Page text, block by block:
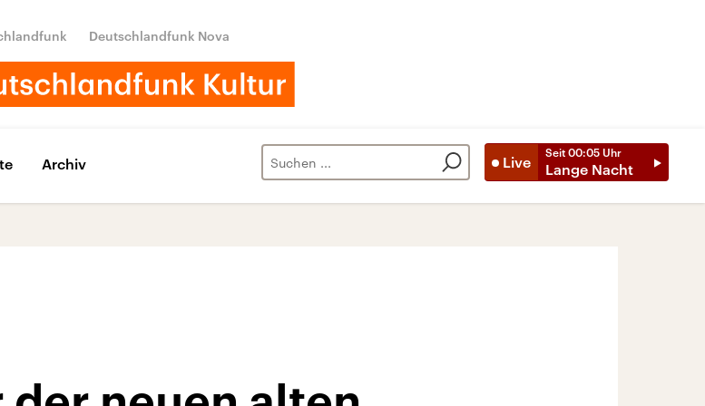
Deutschlandfunk Nova
Live
Seit 00:05 Uhr
Lange Nacht
Archiv